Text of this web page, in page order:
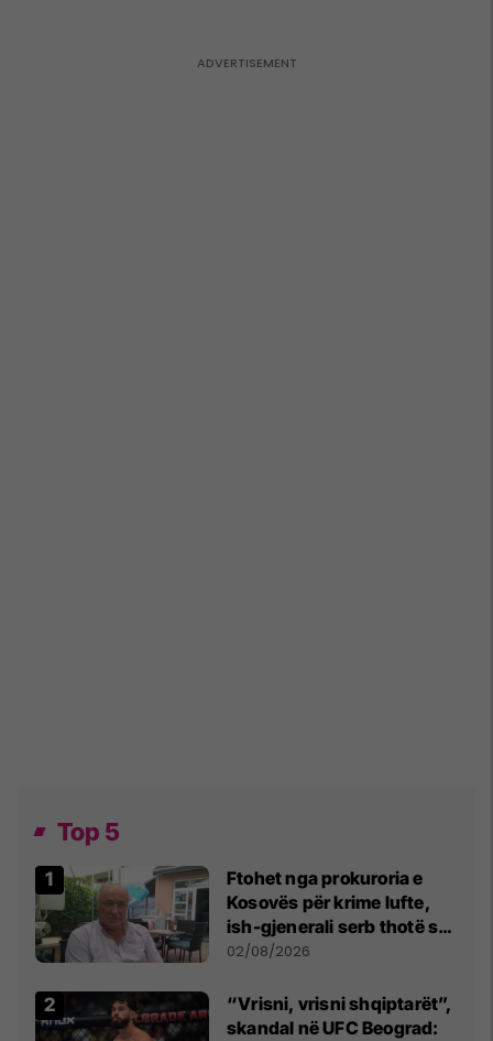
Top 5
Ftohet nga prokuroria e
Kosovës për krime lufte,
ish-gjenerali serb thotë se
dikush e tradhtoi në
02/08/2026
“Vrisni, vrisni shqiptarët”,
skandal në UFC Beograd: